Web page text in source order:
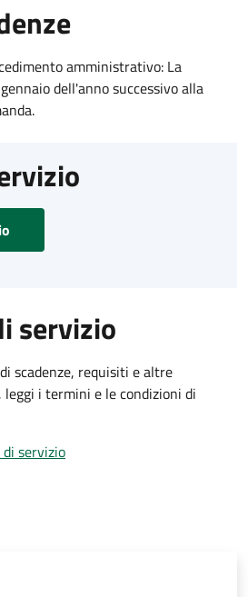
amministrativo: La
dell'anno successivo alla
servizio
scadenze, requisiti e altre
i termini e le condizioni di
servizio